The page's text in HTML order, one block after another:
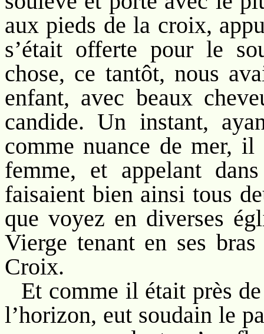
aux pieds de la croix,
s’était offerte pour le
chose, ce tantôt, nous
enfant, avec beaux
candide. Un instant,
comme nuance de mer,
femme, et appelant
faisaient bien ainsi tous
que voyez en diverses
Vierge tenant en ses
Croix.
Et comme il était près
l’horizon, eut soudain le